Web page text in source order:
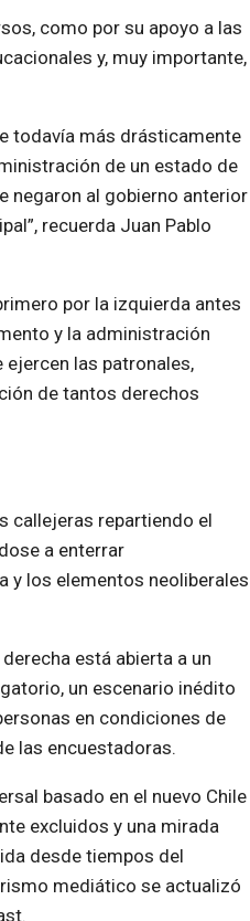
como por su apoyo a las
y, muy importante,
todavía más drásticamente
de un estado de
negaron al gobierno anterior
recuerda Juan Pablo
por la izquierda antes
y la administración
las patronales,
de tantos derechos
callejeras repartiendo el
a enterrar
y los elementos neoliberales
está abierta a un
un escenario inédito
en condiciones de
las encuestadoras.
basado en el nuevo Chile
excluidos y una mirada
desde tiempos del
mediático se actualizó